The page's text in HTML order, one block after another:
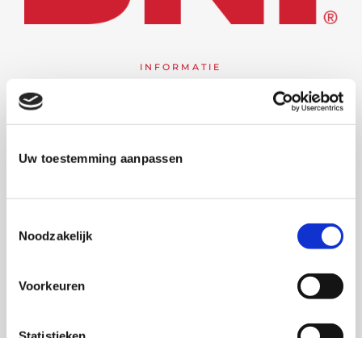
Uw toestemming aanpassen
Noodzakelijk
Voorkeuren
INFORMATIE
voor ondernemers en bedrijven
Welkom bijBNI Regio Kempen –
, het
professionele netwerk voor ondernemers,
groeien via kwalitatieve business